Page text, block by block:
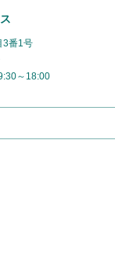
3番1号
～18:00